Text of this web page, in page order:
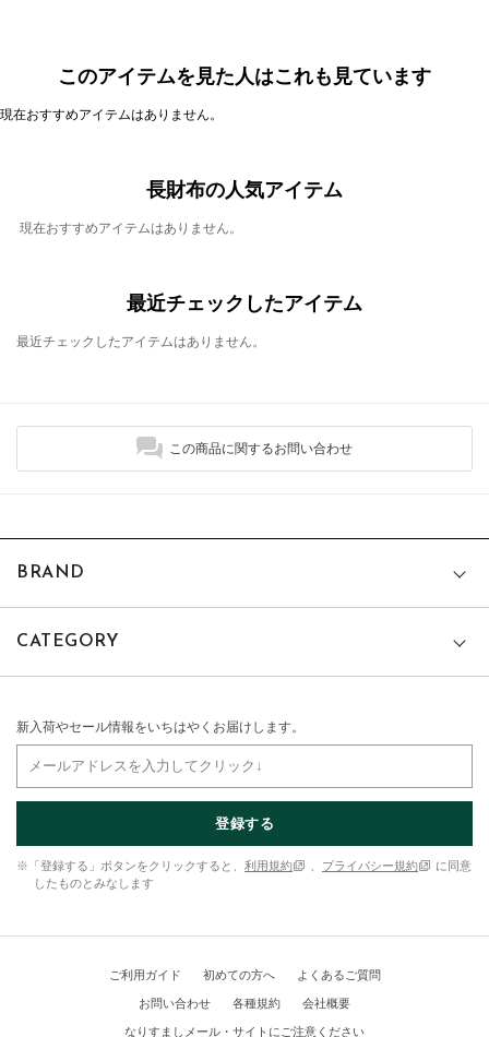
このアイテムを見た人はこれも見ています
現在おすすめアイテムはありません。
長財布の人気アイテム
現在おすすめアイテムはありません。
最近チェックしたアイテム
最近チェックしたアイテムはありません。
この商品に関するお問い合わせ
BRAND
CATEGORY
新入荷やセール情報をいちはやくお届けします。
登録する
※「登録する」ボタンをクリックすると、 利用規約 プライバシー規約
に同意
したものとみなします
ご利用ガイド 初めての方へ よくあるご質問
お問い合わせ 各種規約 会社概要
なりすましメール・サイトにご注意ください